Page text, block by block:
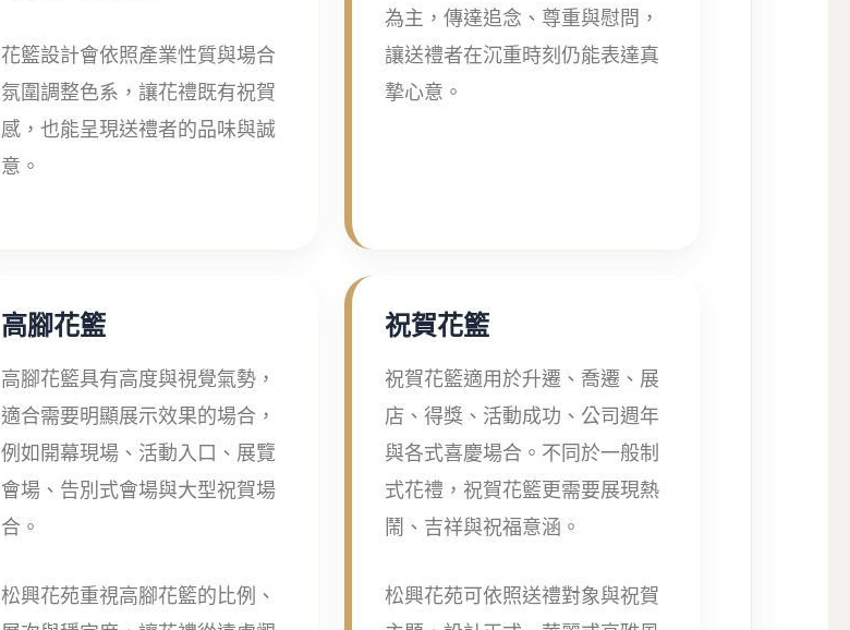
花籃設計會依照產業性質與場合
氛圍調整色系，讓花禮既有祝賀
感，也能呈現送禮者的品味與誠
意。
為主，傳達追念、尊重與慰問，
讓送禮者在沉重時刻仍能表達真
摯心意。
高腳花籃
高腳花籃具有高度與視覺氣勢，
適合需要明顯展示效果的場合，
例如開幕現場、活動入口、展覽
會場、告別式會場與大型祝賀場
合。
松興花苑重視高腳花籃的比例、
祝賀花籃
祝賀花籃適用於升遷、喬遷、展
店、得獎、活動成功、公司週年
與各式喜慶場合。不同於一般制
式花禮，祝賀花籃更需要展現熱
鬧、吉祥與祝福意涵。
松興花苑可依照送禮對象與祝賀